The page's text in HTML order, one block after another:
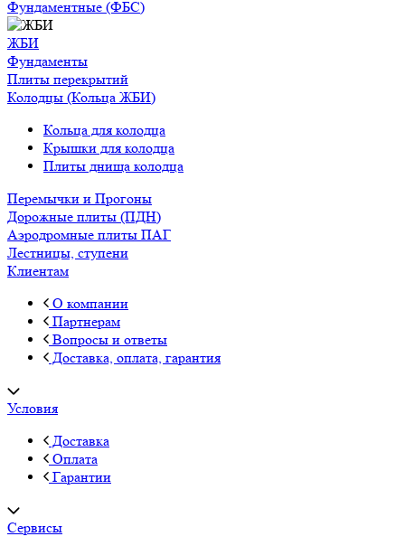
Фундаментные (ФБС)
ЖБИ
Фундаменты
Плиты перекрытий
Колодцы (Кольца ЖБИ)
Кольца для колодца
Крышки для колодца
Плиты днища колодца
Перемычки и Прогоны
Дорожные плиты (ПДН)
Аэродромные плиты ПАГ
Лестницы, ступени
Клиентам
О компании
Партнерам
Вопросы и ответы
Доставка, оплата, гарантия
Условия
Доставка
Оплата
Гарантии
Сервисы